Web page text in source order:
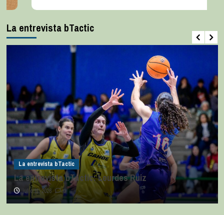
La entrevista bTactic
La entrevista bTactic
La entrevista bTactic: Lourdes Ruiz
julio 11, 2026 0